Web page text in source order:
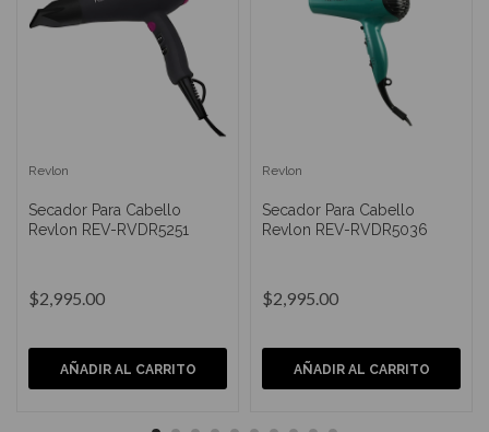
Revlon
Secador Para Cabello
Revlon REV-RVDR5251
$2,995.00
AÑADIR AL CARRITO
Revlon
Secador Para Cabello
Revlon REV-RVDR5036
$2,995.00
AÑADIR AL CARRITO